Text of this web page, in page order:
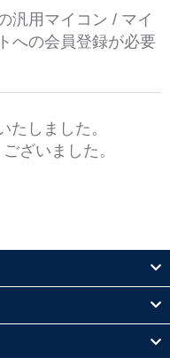
汎用マイコン / マイ
への会員登録が必要
たしました。
ざいました。